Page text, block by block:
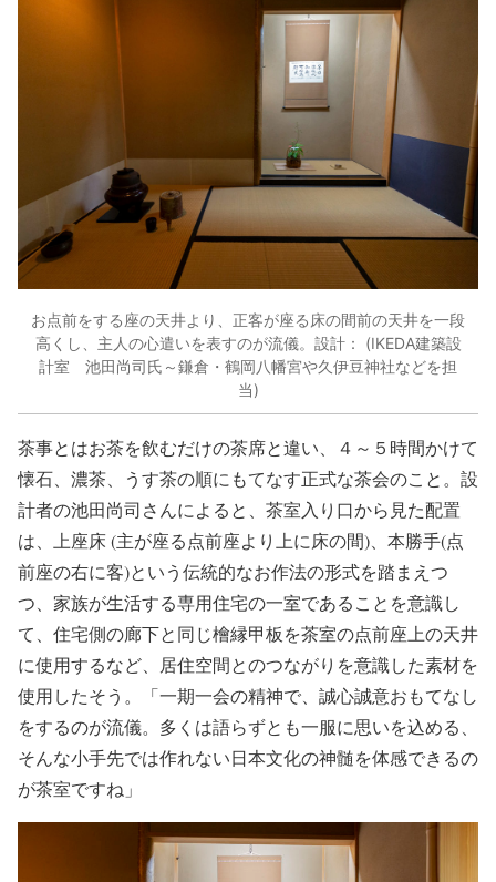
お点前をする座の天井より、正客が座る床の間前の天井を一段
高くし、主人の心遣いを表すのが流儀。設計： (IKEDA建築設
計室 池田尚司氏～鎌倉・鶴岡八幡宮や久伊豆神社などを担
当)
茶事とはお茶を飲むだけの茶席と違い、４～５時間かけて
懐石、濃茶、うす茶の順にもてなす正式な茶会のこと。設
計者の池田尚司さんによると、茶室入り口から見た配置
は、上座床 (主が座る点前座より上に床の間)、本勝手(点
前座の右に客)という伝統的なお作法の形式を踏まえつ
つ、家族が生活する専用住宅の一室であることを意識し
て、住宅側の廊下と同じ檜縁甲板を茶室の点前座上の天井
に使用するなど、居住空間とのつながりを意識した素材を
使用したそう。「一期一会の精神で、誠心誠意おもてなし
をするのが流儀。多くは語らずとも一服に思いを込める、
そんな小手先では作れない日本文化の神髄を体感できるの
が茶室ですね」